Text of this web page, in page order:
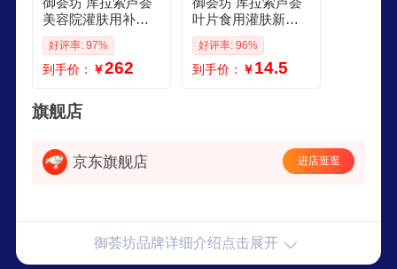
美容院灌肤用补水
芦荟大盆栽芦荟叶
片食用新鲜老芦荟 1
4年35斤超大芦荟
好评率: 97%
到手价： ￥262
叶片食用灌肤新鲜
芦荟盆栽芦荟鲜叶
片 食用灌肤500g叶
片一片
好评率: 96%
到手价： ￥14.5
旗舰店
京东旗舰店 进店逛逛
御荟坊品牌详细介绍点击展开